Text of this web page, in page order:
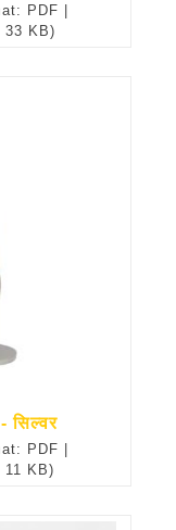
PDF |
33 KB)
सिल्वर
PDF |
KB)